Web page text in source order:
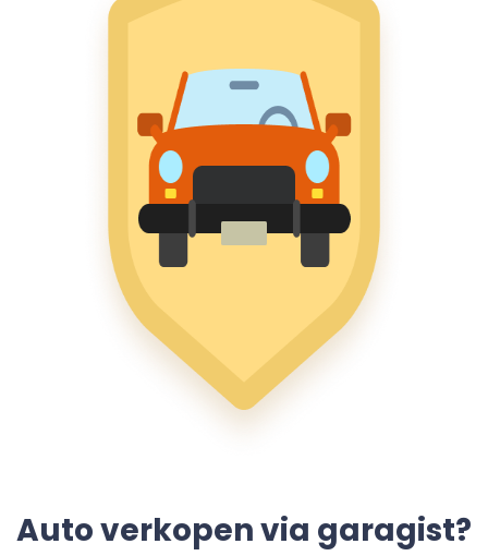
Auto verkopen via garagist?